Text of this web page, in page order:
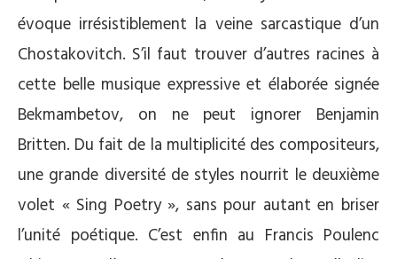
évoque irrésistiblement la veine sarcastique d’un
Chostakovitch. S’il faut trouver d’autres racines à
cette belle musique expressive et élaborée signée
Bekmambetov, on ne peut ignorer Benjamin
Britten. Du fait de la multiplicité des compositeurs,
une grande diversité de styles nourrit le deuxième
volet « Sing Poetry », sans pour autant en briser
l’unité poétique. C’est enfin au Francis Poulenc